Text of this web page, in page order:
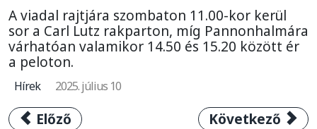
A viadal rajtjára szombaton 11.00-kor kerül
sor a Carl Lutz rakparton, míg Pannonhalmára
várhatóan valamikor 14.50 és 15.20 között ér
a peloton.
Hírek 2025. július 10
Előző cikk: Íme a 2025-ös Visegrád 4
Előző Következő
Következő